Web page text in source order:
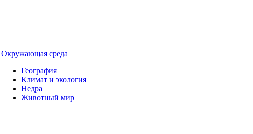
Окружающая среда
География
Климат и экология
Недра
Животный мир